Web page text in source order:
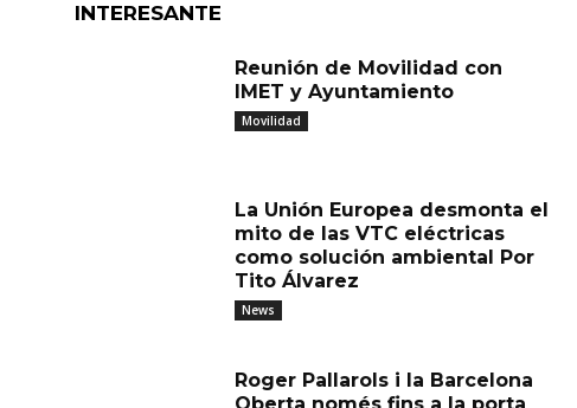
INTERESANTE
Reunión de Movilidad con
IMET y Ayuntamiento
Movilidad
La Unión Europea desmonta el
mito de las VTC eléctricas
como solución ambiental Por
Tito Álvarez
News
Roger Pallarols i la Barcelona